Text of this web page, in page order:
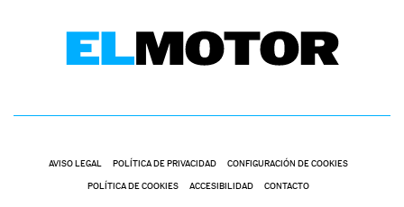
AVISO LEGAL POLÍTICA DE PRIVACIDAD CONFIGURACIÓN DE COOKIES
POLÍTICA DE COOKIES ACCESIBILIDAD CONTACTO